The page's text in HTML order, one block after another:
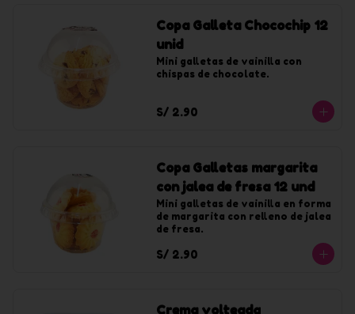
Copa Galleta Chocochip 12
unid
Mini galletas de vainilla con
chispas de chocolate.
S/ 2.90
Copa Galletas margarita
con jalea de fresa 12 und
Mini galletas de vainilla en forma
de margarita con relleno de jalea
de fresa.
S/ 2.90
Crema volteada